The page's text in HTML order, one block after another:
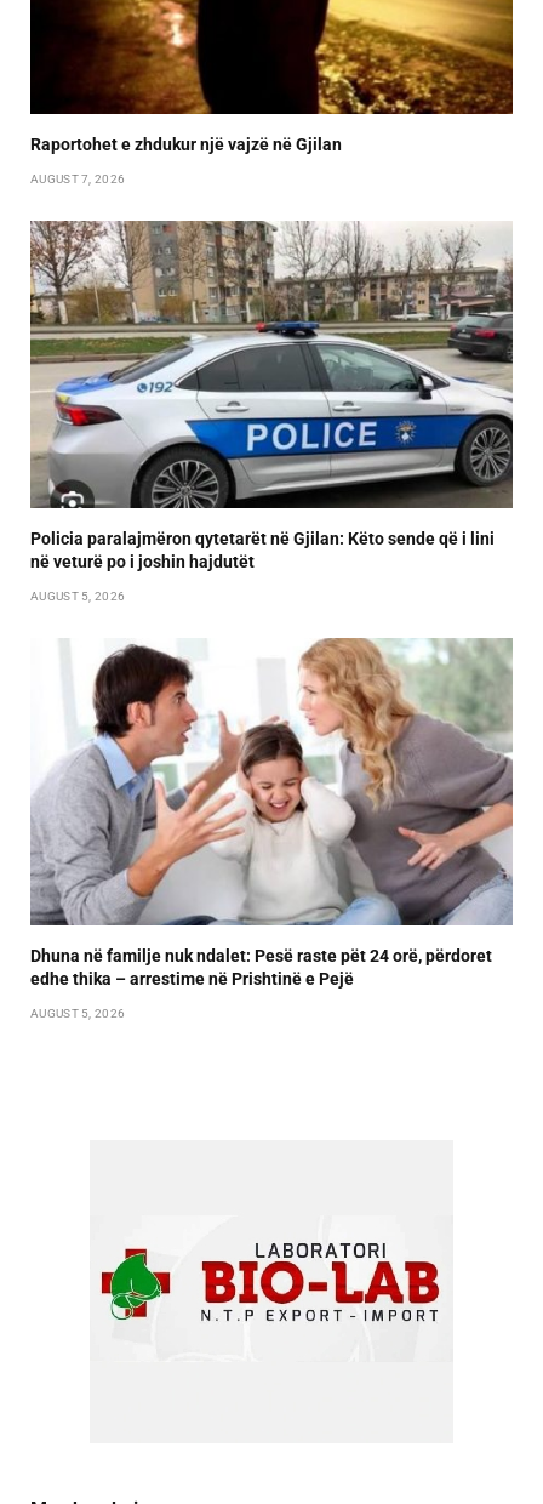
Raportohet e zhdukur një vajzë në Gjilan
AUGUST 7, 2026
Policia paralajmëron qytetarët në Gjilan: Këto sende që i lini
në veturë po i joshin hajdutët
AUGUST 5, 2026
Dhuna në familje nuk ndalet: Pesë raste pët 24 orë, përdoret
edhe thika – arrestime në Prishtinë e Pejë
AUGUST 5, 2026